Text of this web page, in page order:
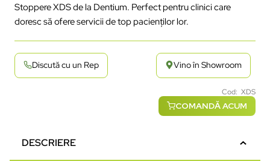
Stoppere XDS de la Dentium. Perfect pentru clinici care
doresc să ofere servicii de top pacienților lor.
Discută cu un Rep Vino în Showroom
Cod: XDS
COMANDĂ ACUM
DESCRIERE